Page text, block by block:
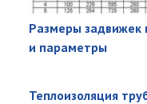
Размеры задвижек
и параметры
Теплоизоляция